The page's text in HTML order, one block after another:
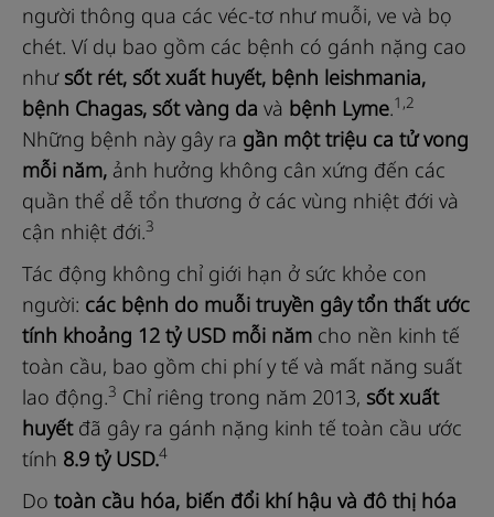
người thông qua các véc-tơ như muỗi, ve và bọ
chét. Ví dụ bao gồm các bệnh có gánh nặng cao
như sốt rét, sốt xuất huyết, bệnh leishmania,
bệnh Chagas, sốt vàng da và bệnh Lyme.1,2
Những bệnh này gây ra gần một triệu ca tử vong
mỗi năm, ảnh hưởng không cân xứng đến các
quần thể dễ tổn thương ở các vùng nhiệt đới và
cận nhiệt đới.3
Tác động không chỉ giới hạn ở sức khỏe con
người: các bệnh do muỗi truyền gây tổn thất ước
tính khoảng 12 tỷ USD mỗi năm cho nền kinh tế
toàn cầu, bao gồm chi phí y tế và mất năng suất
lao động.3 Chỉ riêng trong năm 2013, sốt xuất
huyếtđã gây ra gánh nặng kinh tế toàn cầu ước
tính 8.9 tỷ USD.4
Do toàn cầu hóa, biến đổi khí hậu và đô thị hóa